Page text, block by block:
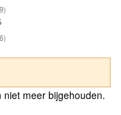
meer bijgehouden.